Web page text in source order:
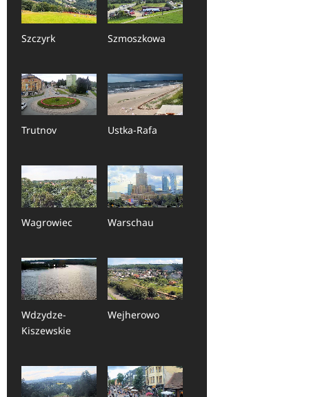
Szczyrk Szmoszkowa
Trutnov Ustka-Rafa
Wagrowiec Warschau
Wdzydze-
Kiszewskie
Wejherowo